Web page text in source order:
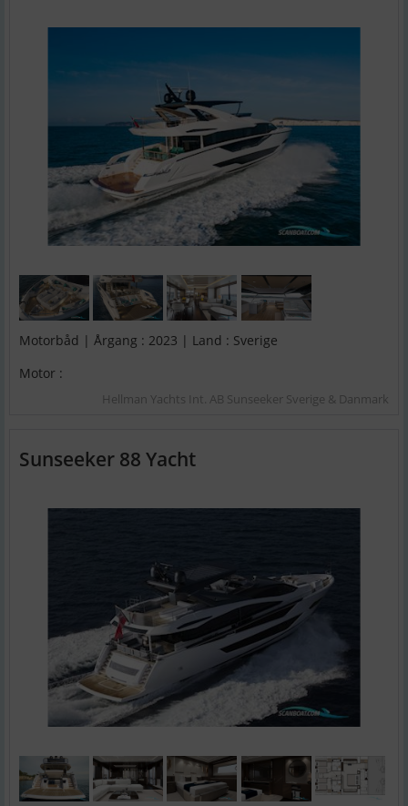
Motorbåd | Årgang : 2023 | Land : Sverige
Motor :
Hellman Yachts Int. AB Sunseeker Sverige & Danmark
Sunseeker 88 Yacht